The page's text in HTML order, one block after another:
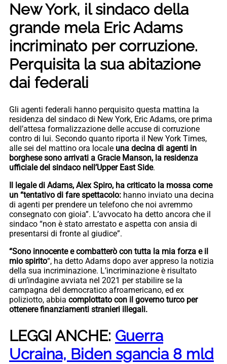
New York, il sindaco della
grande mela Eric Adams
incriminato per corruzione.
Perquisita la sua abitazione
dai federali
Gli agenti federali hanno perquisito questa mattina la
residenza del sindaco di New York, Eric Adams, ore prima
dell’attesa formalizzazione delle accuse di corruzione
contro di lui. Secondo quanto riporta il New York Times,
alle sei del mattino ora locale una decina di agenti in
borghese sono arrivati a Gracie Manson, la residenza
ufficiale del sindaco nell’Upper East Side.
Il legale di Adams, Alex Spiro, ha criticato la mossa come
un “tentativo di fare spettacolo: hanno inviato una decina
di agenti per prendere un telefono che noi avremmo
consegnato con gioia”. L’avvocato ha detto ancora che il
sindaco “non è stato arrestato e aspetta con ansia di
presentarsi di fronte al giudice”.
“Sono innocente e combatterò con tutta la mia forza e il
mio spirito“, ha detto Adams dopo aver appreso la notizia
della sua incriminazione. L’incriminazione è risultato
di un’indagine avviata nel 2021 per stabilire se la
campagna del democratico afroamericano, ed ex
poliziotto, abbia complottato con il governo turco per
ottenere finanziamenti stranieri illegali.
LEGGI ANCHE: Guerra
Ucraina, Biden sgancia 8 mld